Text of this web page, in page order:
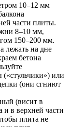
10–12 мм
части плиты.
8–10 мм,
150–200 мм.
лежать на дне
бетона
или
(они сгниют
(висит в
и в верхней части
плита не